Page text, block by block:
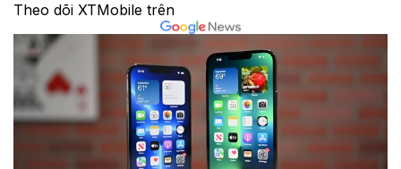
Theo dõi XTMobile trên